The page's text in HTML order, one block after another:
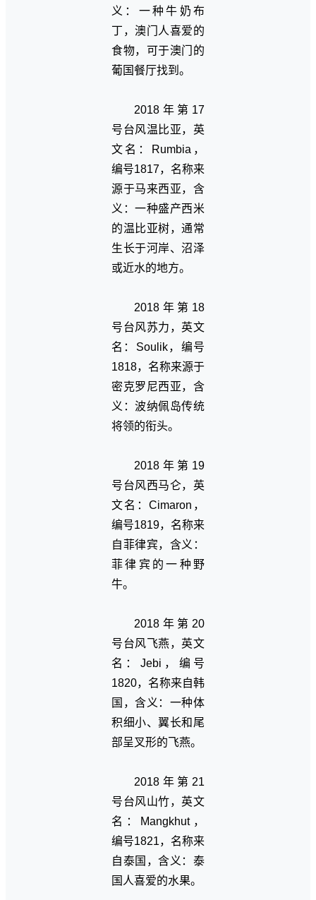
义：一种牛奶布
丁，澳门人喜爱的
食物，可于澳门的
葡国餐厅找到。
2018年第17
号台风温比亚，英
文名：Rumbia，
编号1817，名称来
源于马来西亚，含
义：一种盛产西米
的温比亚树，通常
生长于河岸、沼泽
或近水的地方。
2018年第18
号台风苏力，英文
名：Soulik，编号
1818，名称来源于
密克罗尼西亚，含
义：波纳佩岛传统
将领的衔头。
2018年第19
号台风西马仑，英
文名：Cimaron，
编号1819，名称来
自菲律宾，含义：
菲律宾的一种野
牛。
2018年第20
号台风飞燕，英文
名：Jebi，编号
1820，名称来自韩
国，含义：一种体
积细小、翼长和尾
部呈叉形的飞燕。
2018年第21
号台风山竹，英文
名：Mangkhut，
编号1821，名称来
自泰国，含义：泰
国人喜爱的水果。